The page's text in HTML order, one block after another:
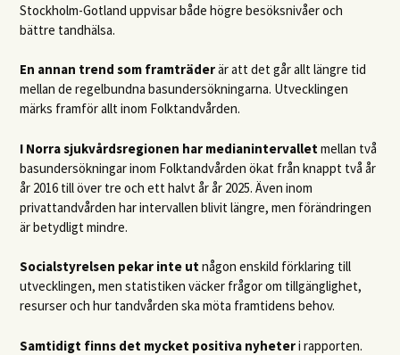
Stockholm-Gotland uppvisar både högre besöksnivåer och
bättre tandhälsa.
En annan trend som framträderär att det går allt längre tid
mellan de regelbundna basundersökningarna. Utvecklingen
märks framför allt inom Folktandvården.
I Norra sjukvårdsregionen har medianintervalletmellan två
basundersökningar inom Folktandvården ökat från knappt två år
år 2016 till över tre och ett halvt år år 2025. Även inom
privattandvården har intervallen blivit längre, men förändringen
är betydligt mindre.
Socialstyrelsen pekar inte utnågon enskild förklaring till
utvecklingen, men statistiken väcker frågor om tillgänglighet,
resurser och hur tandvården ska möta framtidens behov.
Samtidigt finns det mycket positiva nyheteri rapporten.